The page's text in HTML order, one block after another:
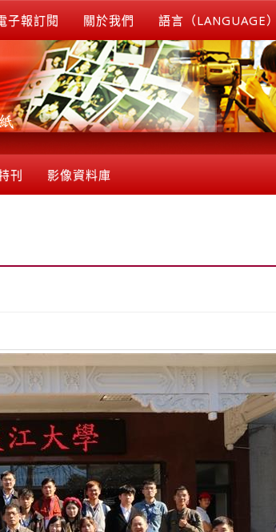
子報訂閱 關於我們 語言（LANGUAGE）
刊 影像資料庫